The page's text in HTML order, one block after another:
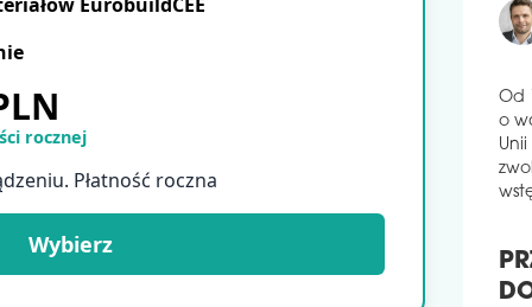
rocznej
Płatność roczna
Wybierz
I
Od
o